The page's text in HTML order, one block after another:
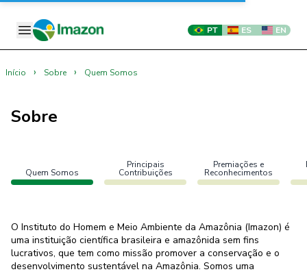
PT ES EN
Início › Sobre › Quem Somos
Sobre
Quem Somos
Principais
Contribuições
Premiações e
Reconhecimentos
O Instituto do Homem e Meio Ambiente da Amazônia (Imazon) é
uma instituição científica brasileira e amazônida sem fins
lucrativos, que tem como missão promover a conservação e o
desenvolvimento sustentável na Amazônia. Somos uma